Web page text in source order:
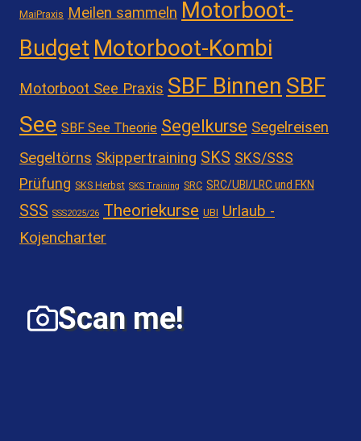
MaiPraxis Meilen sammeln Motorboot-
Budget Motorboot-Kombi
Motorboot See Praxis SBF Binnen SBF
See SBF See Theorie Segelkurse Segelreisen
Segeltörns Skippertraining SKS SKS/SSS
Prüfung SKS Herbst SKS Training SRC SRC/UBI/LRC und FKN
SSS SSS2025/26 Theoriekurse UBI Urlaub -
Kojencharter
Scan me!